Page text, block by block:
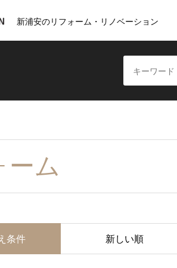
新浦安のリフォーム・リノベーション
ーム
条件 新しい順